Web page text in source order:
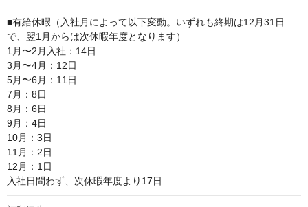
■有給休暇（入社月によって以下変動。いずれも終期は12月31日
で、翌1月からは次休暇年度となります）
1月〜2月入社：14日
3月〜4月：12日
5月〜6月：11日
7月：8日
8月：6日
9月：4日
10月：3日
11月：2日
12月：1日
入社日問わず、次休暇年度より17日